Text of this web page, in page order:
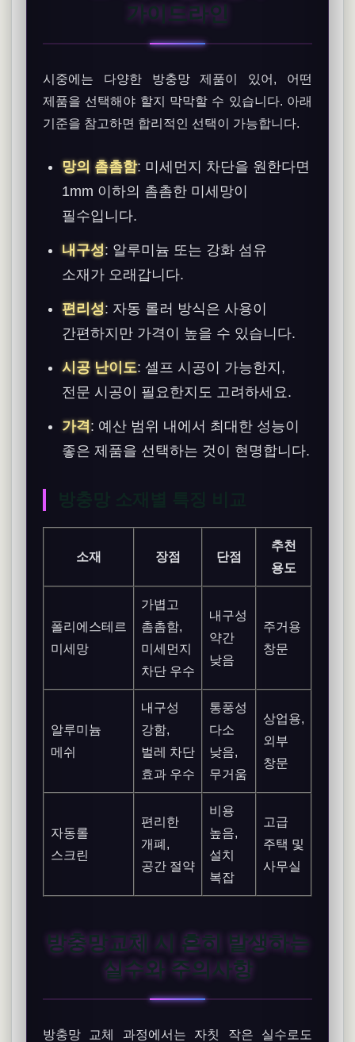
가이드라인
시중에는 다양한 방충망 제품이 있어, 어떤
제품을 선택해야 할지 막막할 수 있습니다. 아래
기준을 참고하면 합리적인 선택이 가능합니다.
망의 촘촘함: 미세먼지 차단을 원한다면
1mm 이하의 촘촘한 미세망이
필수입니다.
내구성: 알루미늄 또는 강화 섬유
소재가 오래갑니다.
편리성: 자동 롤러 방식은 사용이
간편하지만 가격이 높을 수 있습니다.
시공 난이도: 셀프 시공이 가능한지,
전문 시공이 필요한지도 고려하세요.
가격: 예산 범위 내에서 최대한 성능이
좋은 제품을 선택하는 것이 현명합니다.
소재 장점 단점
추천
용도
폴리에스테르
미세망
가볍고
촘촘함,
미세먼지
차단 우수
내구성
약간
낮음
주거용
창문
알루미늄
메쉬
내구성
강함,
벌레 차단
효과 우수
통풍성
다소
낮음,
무거움
상업용,
외부
창문
자동롤
스크린
편리한
개폐,
공간 절약
비용
높음,
설치
복잡
고급
주택 및
사무실
방충망교체 시 흔히 발생하는
실수와 주의사항
방충망 교체 과정에서는 자칫 작은 실수로도